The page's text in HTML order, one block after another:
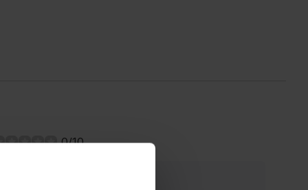
0/10